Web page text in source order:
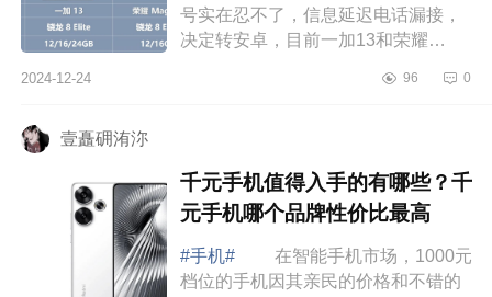
号实在忍不了，信息延迟电话漏接，
决定转安卓，目前一加13和荣耀
拍照均衡些选哪个合适呀，下面小编
2024-12-24 96 0
壹矗砽洧沵
千元手机值得入手的有哪些？千
元手机哪个品牌性价比最高
#手机#
在智能手机市场，1000元
档位的手机因其亲民的价格和不错的